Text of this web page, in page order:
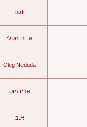
nati
אדום מטלי
Oleg Neduda
אבירמוס
א.ב